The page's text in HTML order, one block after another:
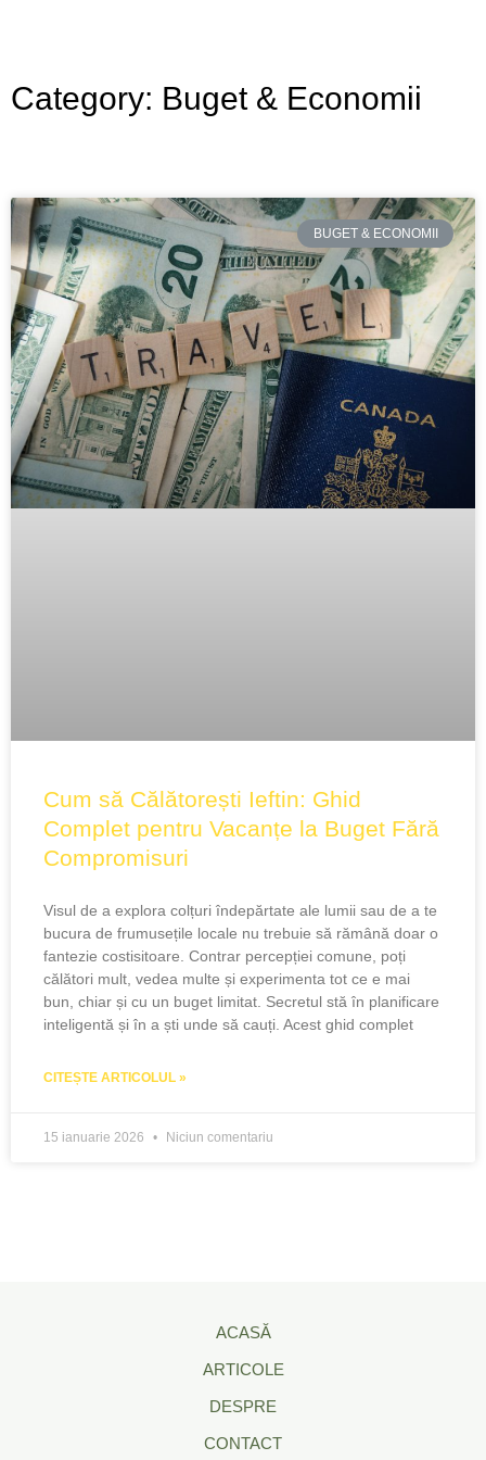
Category: Buget & Economii
BUGET & ECONOMII
Cum să Călătorești Ieftin: Ghid
Complet pentru Vacanțe la Buget Fără
Compromisuri
Visul de a explora colțuri îndepărtate ale lumii sau de a te
bucura de frumusețile locale nu trebuie să rămână doar o
fantezie costisitoare. Contrar percepției comune, poți
călători mult, vedea multe și experimenta tot ce e mai
bun, chiar și cu un buget limitat. Secretul stă în planificare
inteligentă și în a ști unde să cauți. Acest ghid complet
CITEȘTE ARTICOLUL »
15 ianuarie 2026 Niciun comentariu
ACASĂ
ARTICOLE
DESPRE
CONTACT